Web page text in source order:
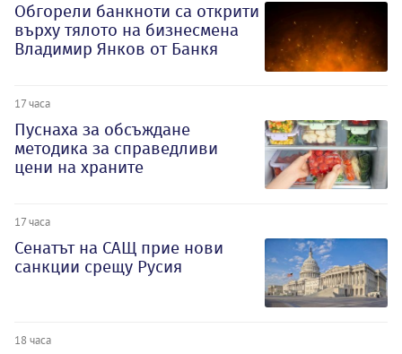
Обгорели банкноти са открити
върху тялото на бизнесмена
Владимир Янков от Банкя
17 часа
Пуснаха за обсъждане
методика за справедливи
цени на храните
17 часа
Сенатът на САЩ прие нови
санкции срещу Русия
18 часа